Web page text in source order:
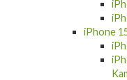
iPhone